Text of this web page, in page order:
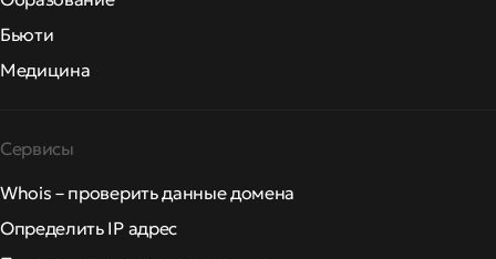
Бьюти
Медицина
Сервисы
Whois – проверить данные домена
Определить IP адрес